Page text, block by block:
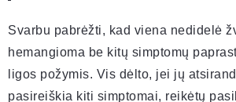
Svarbu pabrėžti, kad viena nedidelė
hemangioma be kitų simptomų
ligos požymis. Vis dėlto, jei jų
pasireiškia kiti simptomai, reikėtų